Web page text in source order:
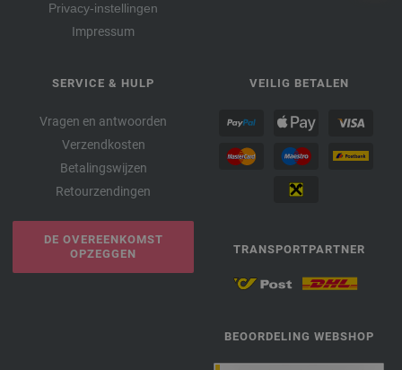
Privacy-instellingen
Impressum
SERVICE & HULP
Vragen en antwoorden
Verzendkosten
Betalingswijzen
Retourzendingen
DE OVEREENKOMST
OPZEGGEN
VEILIG BETALEN
TRANSPORTPARTNER
BEOORDELING WEBSHOP